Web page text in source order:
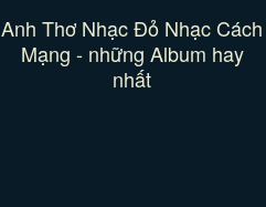
Anh Thơ Nhạc Đỏ Nhạc Cách
Mạng - những Album hay
nhất